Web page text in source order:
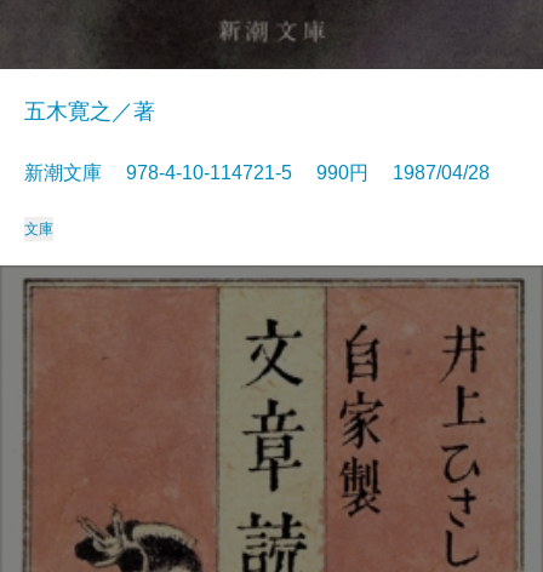
五木寛之／著
新潮文庫 978-4-10-114721-5 990円 1987/04/28
文庫